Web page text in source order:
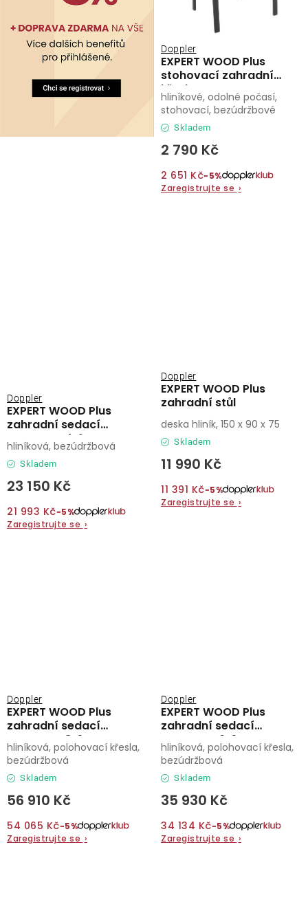
EXPERT WOOD Plus
stohovací zahradní
křeslo
Doppler
Skladem
2 790 Kč
2 651 Kč−5%
Zaregistrujte se ›
hliníkové, odolné počasí,
stohovací, bezúdržbové
EXPERT WOOD Plus
zahradní sedací
souprava 4+1
Doppler
Skladem
23 150 Kč
21 993 Kč−5%
Zaregistrujte se ›
hliníková, bezúdržbová
EXPERT WOOD Plus
zahradní stůl
Doppler
Skladem
11 990 Kč
11 391 Kč−5%
Zaregistrujte se ›
deska hliník, 150 x 90 x 75
EXPERT WOOD Plus
zahradní sedací
souprava 8+1
Doppler
Skladem
56 910 Kč
54 065 Kč−5%
Zaregistrujte se ›
hliníková, polohovací křesla,
bezúdržbová
EXPERT WOOD Plus
zahradní sedací
souprava 6+1
Doppler
Skladem
35 930 Kč
34 134 Kč−5%
Zaregistrujte se ›
hliníková, polohovací křesla,
bezúdržbová